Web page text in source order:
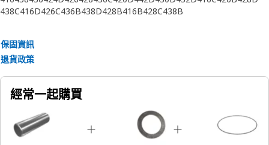
438C416D426C436B438D428B416B428C438B
保固資訊
退貨政策
經常一起購買